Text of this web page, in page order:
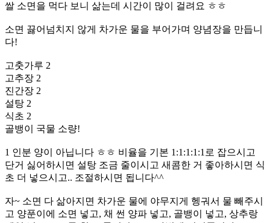
쌀 소면을 먹다 보니 삶는데 시간이 많이 걸려요 ㅎㅎ
소면 끓어넘치지 않게 차가운 물을 부어가며 양념장을 만듭니
다!
고춧가루 2
고추장 2
진간장 2
설탕 2
식초 2
골뱅이 국물 소량!
1 인분 양이 아닙니다 ㅎㅎ 비율을 기본 1:1:1:1:1로 잡으시고
단거 싫어하시면 설탕 조금 줄이시고 새콤한 거 좋아하시면 식
초 더 넣으시고.. 조절하시면 됩니다^^
자~ 소면 다 삶아지면 차가운 물에 야무지게 헹궈서 물 빼주시
고 양푼이에 소면 넣고, 채 썬 양파 넣고, 골뱅이 넣고, 상추랑